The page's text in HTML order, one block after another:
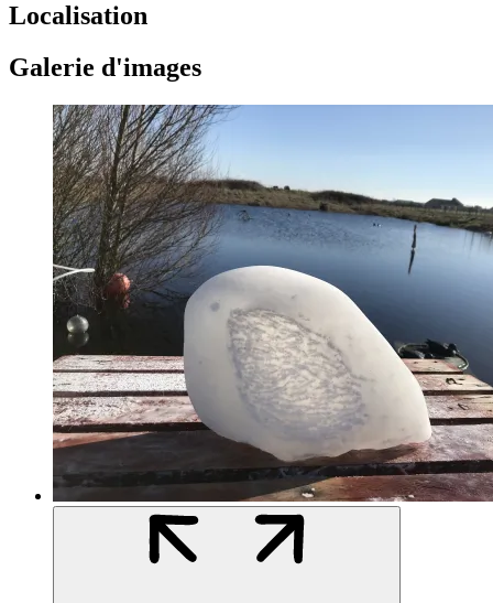
Localisation
Galerie d'images